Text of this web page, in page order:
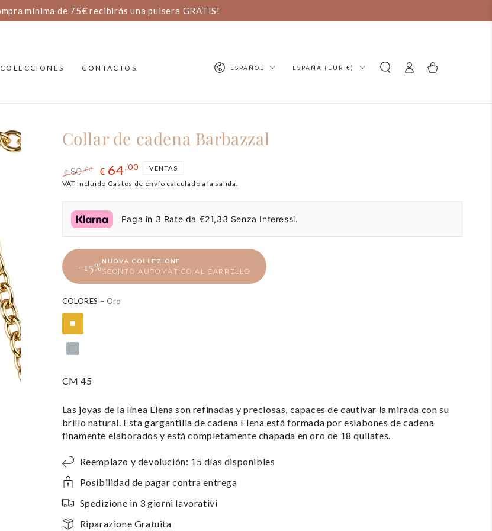
SALDI ESTIVI: 20% DI SCONTO
COLECCIONES CONTACTOS IdiomaESPAÑOL País/región
ESPAÑA (EUR €) Acceso carello
Collar de cadena Barbazzal
Precio
€ 80,00
El
de
liquidación
€ 64 ,00 VENTAS
VAT incluido Gastos de envío calculado a la salida.
Paga in 3 Rate da €21,33 Senza Interessi.
−15%NUOVA COLLEZIONE
SCONTO AUTOMATICO AL CARRELLO
COLORES – Oro
CM 45
Las joyas de la línea Elena son refinadas y preciosas, capaces de cautivar la mirada con su
brillo natural. Esta gargantilla de cadena Elena está formada por eslabones de cadena
finamente elaborados y está completamente chapada en oro de 18 quilates.
Reemplazo y devolución: 15 días disponibles
Posibilidad de pagar contra entrega
Spedizione in 3 giorni lavorativi
Riparazione Gratuita